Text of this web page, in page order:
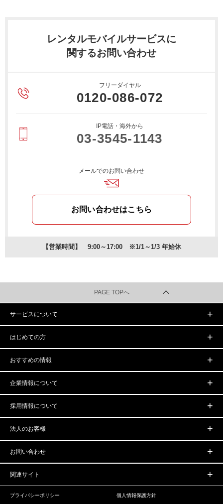
レンタルモバイルサービスに
関するお問い合わせ
フリーダイヤル
0120-086-072
IP電話・海外から
03-3545-1143
メールでのお問い合わせ
お問い合わせはこちら
【営業時間】 9:00～17:00 ※1/1～1/3 年始休
PAGE TOPへ
サービスについて
はじめての方
おすすめの情報
企業情報について
採用情報について
法人のお客様
お問い合わせ
関連サイト
プライバシーポリシー 個人情報保護方針